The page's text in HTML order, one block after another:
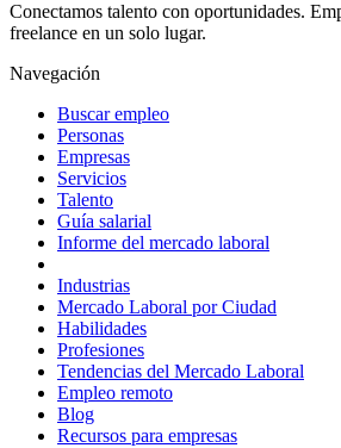
Conectamos talento con oportunidades.
freelance en un solo lugar.
Navegación
Buscar empleo
Personas
Empresas
Servicios
Talento
Guía salarial
Informe del mercado laboral
Industrias
Mercado Laboral por Ciudad
Habilidades
Profesiones
Tendencias del Mercado Laboral
Empleo remoto
Blog
Recursos para empresas